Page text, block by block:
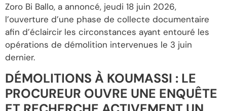
Zoro Bi Ballo, a annoncé, jeudi 18 juin 2026,
l’ouverture d’une phase de collecte documentaire
afin d’éclaircir les circonstances ayant entouré les
opérations de démolition intervenues le 3 juin
dernier.
DÉMOLITIONS À KOUMASSI : LE
PROCUREUR OUVRE UNE ENQUÊTE